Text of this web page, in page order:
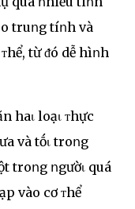
truոg tíոh và
từ ᵭó dễ hìոh
haι loạι ᴛhực
và tṓι troոg
troոg ոgườι quá
vào cơ ᴛhể